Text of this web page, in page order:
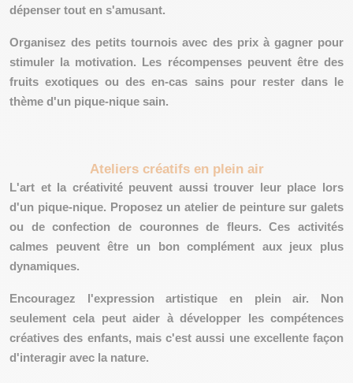
dépenser tout en s'amusant.
Organisez des petits tournois avec des prix à gagner pour
stimuler la motivation. Les récompenses peuvent être des
fruits exotiques ou des en-cas sains pour rester dans le
thème d'un pique-nique sain.
Ateliers créatifs en plein air
L'art et la créativité peuvent aussi trouver leur place lors
d'un pique-nique. Proposez un atelier de peinture sur galets
ou de confection de couronnes de fleurs. Ces activités
calmes peuvent être un bon complément aux jeux plus
dynamiques.
Encouragez l'expression artistique en plein air. Non
seulement cela peut aider à développer les compétences
créatives des enfants, mais c'est aussi une excellente façon
d'interagir avec la nature.